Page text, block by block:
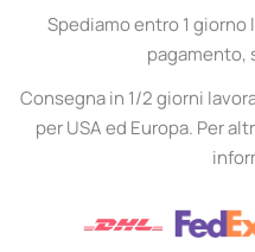
Spediamo entro 1
pagamento,
Consegna in 1/2 giorni
per USA ed Europa. Per